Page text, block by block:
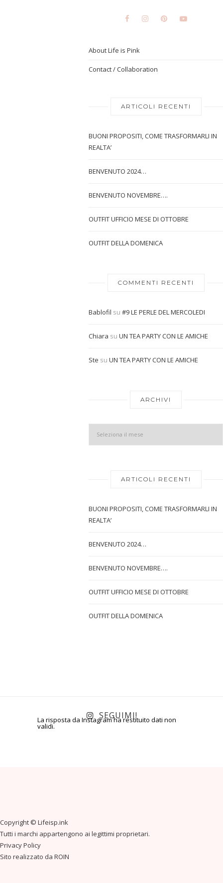
About Life is Pink
Contact / Collaboration
ARTICOLI RECENTI
BUONI PROPOSITI, COME TRASFORMARLI IN
REALTA’
BENVENUTO 2024…
BENVENUTO NOVEMBRE….
OUTFIT UFFICIO MESE DI OTTOBRE
OUTFIT DELLA DOMENICA
COMMENTI RECENTI
Bablofil su #9 LE PERLE DEL MERCOLEDI
Chiara su UN TEA PARTY CON LE AMICHE
Ste su UN TEA PARTY CON LE AMICHE
ARCHIVI
ARTICOLI RECENTI
BUONI PROPOSITI, COME TRASFORMARLI IN
REALTA’
BENVENUTO 2024…
BENVENUTO NOVEMBRE….
OUTFIT UFFICIO MESE DI OTTOBRE
OUTFIT DELLA DOMENICA
La risposta da Instagram ha restituito dati non
validi.
SEGUIMI!
Copyright © Lifeisp.ink
Tutti i marchi appartengono ai legittimi proprietari.
Privacy Policy
Sito realizzato da ROIN